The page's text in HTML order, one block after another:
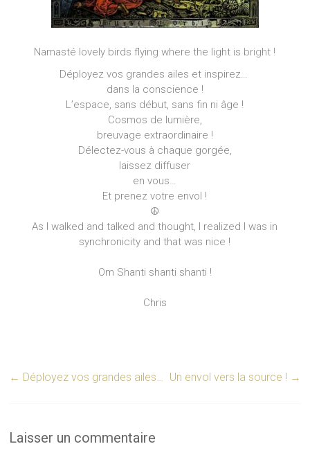
Namasté lovely birds flying where the light is bright !
Déployez vos grandes ailes et inspirez…
dans la conscience !
L’espace, sans début, sans fin ni âge !
Cosmos de lumière,
breuvage extraordinaire !
Délectez-vous à chaque gorgée,
laissez diffuser
en vous…
Et prenez votre envol !
☮︎
As I walked and talked and thought, I realized I was in
synchronicity and that was nice !
Om Shanti shanti shanti !
Chris
← Déployez vos grandes ailes… Un envol vers la source ! →
Laisser un commentaire